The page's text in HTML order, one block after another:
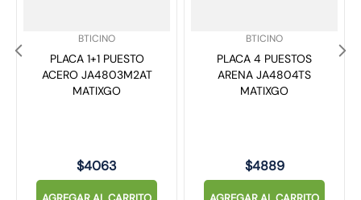
BTICINO
PLACA 1+1 PUESTO
ACERO JA4803M2AT
MATIXGO
$4063
BTICINO
PLACA 4 PUESTOS
ARENA JA4804TS
MATIXGO
$4889